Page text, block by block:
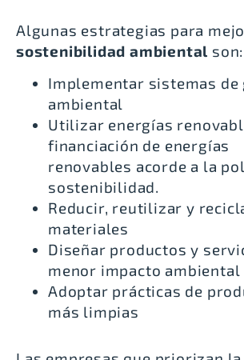
Algunas estrategias para
sostenibilidad ambiental son:
Implementar sistemas de
ambiental
Utilizar energías
financiación de energías
renovables acorde a la
sostenibilidad.
Reducir, reutilizar y
materiales
Diseñar productos y
menor impacto ambiental
Adoptar prácticas de
más limpias